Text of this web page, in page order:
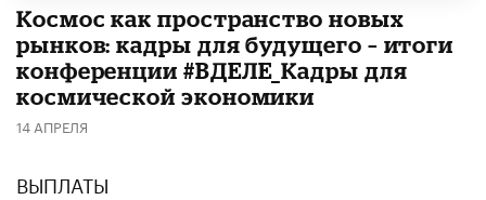
Космос как пространство новых
рынков: кадры для будущего – итоги
конференции #ВДЕЛЕ_Кадры для
космической экономики
14 АПРЕЛЯ
ВЫПЛАТЫ